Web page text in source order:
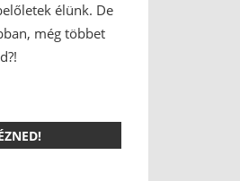
élünk. De
még többet